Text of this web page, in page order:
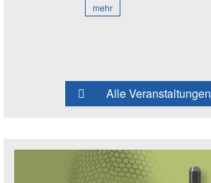
mehr
Alle Veranstaltungen